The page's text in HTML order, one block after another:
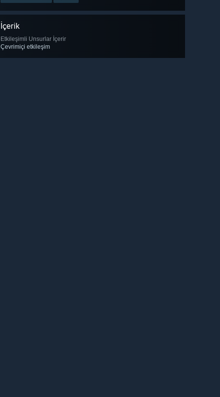
İçerik
Etkileşimli Unsurlar İçerir
Çevrimiçi etkileşim